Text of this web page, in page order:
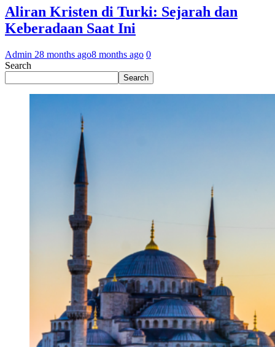
Aliran Kristen di Turki: Sejarah dan
Keberadaan Saat Ini
Admin 28 months ago8 months ago 0
Search
Search